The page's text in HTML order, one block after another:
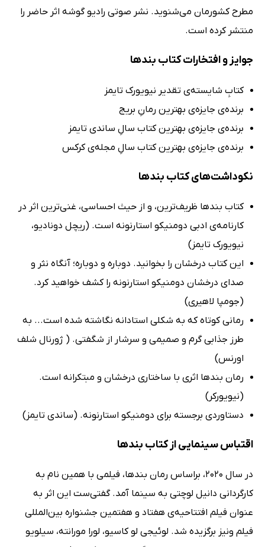
مطرح کشورمان می‌شنوید. نشر صوتی رادیو گوشه اثر حاضر را
منتشر کرده است.
جوایز و افتخارات کتاب بندها
کتابِ شایسته‌ی تقدیر نیویورک تایمز
برنده‌ی جایزه‌ی بهترین رمانِ بریج
برنده‌ی جایزه‌ی بهترین کتاب سالِ ساندی تایمز
برنده‌ی جایزه‌ی بهترین کتاب سالِ مجله‌ی کرکس
نکوداشت‌های کتاب بندها
کتاب بندها ظریف‌ترین، و از حیث احساسی، غنی‌ترین اثر در
کارنامه‌ی ادبی دومنیکو استارنونه است. (ریچل دونادیو،
نیویورک تایمز)
این کتاب درخشان را بخوانید. دوباره و دوباره؛ آنگاه نثر و
صدای درخشان دومنیکو استارنونه را کشف خواهید کرد.
(جومپا لاهیری)
رمانی کوتاه که به شکلی استادانه نگاشته شده است... به
طرز جذابی گرم و صمیمی و سرشار از شگفتی. ( ژورنال شلف
اورنس)
رمان بندها اثری با ساختاری درخشان و مبتکرانه است.
(نیویورکر)
دستاوردی برجسته برای دومنیکو استارنونه. (ساندی تایمز)
اقتباس سینمایی از کتاب بندها
در سال 2020، براساس رمان بندها، فیلمی با همین نام به
کارگردانی دانیل لوچتی به سینما آمد. گفتی‌ست این اثر به
عنوان فیلم افتتاحیه‌ی هفتاد و هفتمین جشنواره بین‌المللی
فیلم ونیز برگزیده شد. لوئیجی لو کاسیو، لورا مورانته، سیلویو